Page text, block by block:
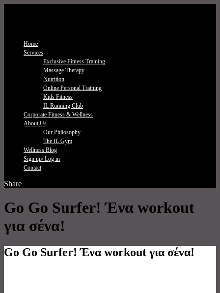
Home
Services
Exclusive Fitness Τraining
Massage Therapy
Nutrition
Online Personal Training
Kids Fitness
IL Running Club
Corporate Fitness & Wellness
About Us
Our Philosophy
The IL Gym
Wellness Blog
Sign up/ Log in
Contact
Share
Go Go Surfer! Ένα workout
για σένα!
Go Go Surfer! Ένα workout για σένα!